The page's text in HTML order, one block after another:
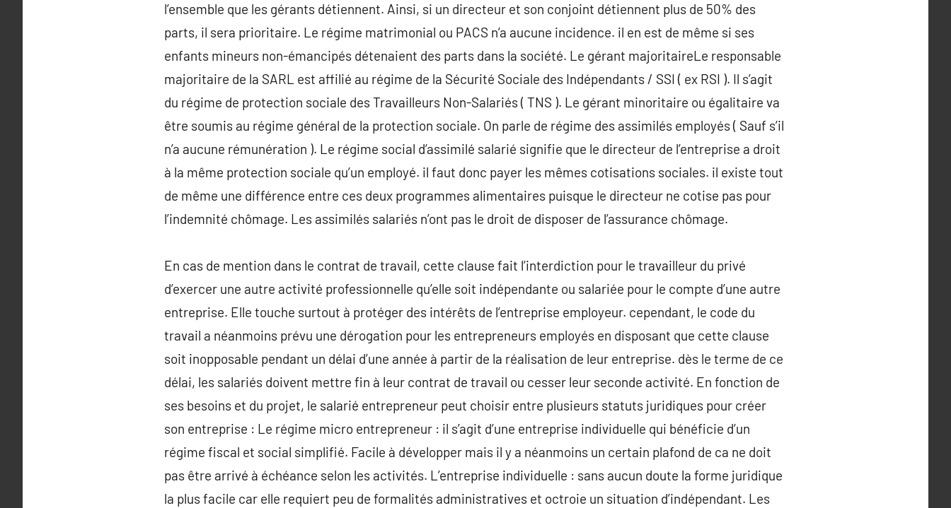
l’ensemble que les gérants détiennent. Ainsi, si un directeur et son conjoint détiennent plus de 50% des
parts, il sera prioritaire. Le régime matrimonial ou PACS n’a aucune incidence. il en est de même si ses
enfants mineurs non-émancipés détenaient des parts dans la société. Le gérant majoritaireLe responsable
majoritaire de la SARL est affilié au régime de la Sécurité Sociale des Indépendants / SSI ( ex RSI ). Il s’agit
du régime de protection sociale des Travailleurs Non-Salariés ( TNS ). Le gérant minoritaire ou égalitaire va
être soumis au régime général de la protection sociale. On parle de régime des assimilés employés ( Sauf s’il
n’a aucune rémunération ). Le régime social d’assimilé salarié signifie que le directeur de l’entreprise a droit
à la même protection sociale qu’un employé. il faut donc payer les mêmes cotisations sociales. il existe tout
de même une différence entre ces deux programmes alimentaires puisque le directeur ne cotise pas pour
l’indemnité chômage. Les assimilés salariés n’ont pas le droit de disposer de l’assurance chômage.
En cas de mention dans le contrat de travail, cette clause fait l’interdiction pour le travailleur du privé
d’exercer une autre activité professionnelle qu’elle soit indépendante ou salariée pour le compte d’une autre
entreprise. Elle touche surtout à protéger des intérêts de l’entreprise employeur. cependant, le code du
travail a néanmoins prévu une dérogation pour les entrepreneurs employés en disposant que cette clause
soit inopposable pendant un délai d’une année à partir de la réalisation de leur entreprise. dès le terme de ce
délai, les salariés doivent mettre fin à leur contrat de travail ou cesser leur seconde activité. En fonction de
ses besoins et du projet, le salarié entrepreneur peut choisir entre plusieurs statuts juridiques pour créer
son entreprise : Le régime micro entrepreneur : il s’agit d’une entreprise individuelle qui bénéficie d’un
régime fiscal et social simplifié. Facile à développer mais il y a néanmoins un certain plafond de ca ne doit
pas être arrivé à échéance selon les activités. L’entreprise individuelle : sans aucun doute la forme juridique
la plus facile car elle requiert peu de formalités administratives et octroie un situation d’indépendant. Les